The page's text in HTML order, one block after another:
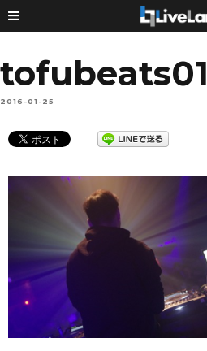
tofubeats01
2016-01-25